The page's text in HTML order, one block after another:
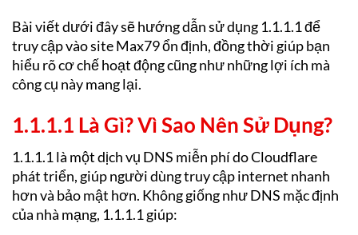
Bài viết dưới đây sẽ hướng dẫnsử dụng 1.1.1.1 để
truy cập vào site Max79ổn định, đồng thời giúp bạn
hiểu rõ cơ chế hoạt động cũng như những lợi ích mà
công cụ này mang lại.
1.1.1.1 Là Gì? Vì Sao Nên Sử Dụng?
1.1.1.1 là một dịch vụ DNS miễn phí do Cloudflare
phát triển, giúp người dùng truy cập internet nhanh
hơn và bảo mật hơn. Không giống như DNS mặc định
của nhà mạng, 1.1.1.1 giúp: